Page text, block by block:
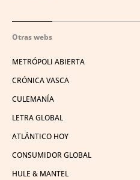
Otras webs
METRÓPOLI ABIERTA
CRÓNICA VASCA
CULEMANÍA
LETRA GLOBAL
ATLÁNTICO HOY
CONSUMIDOR GLOBAL
HULE & MANTEL